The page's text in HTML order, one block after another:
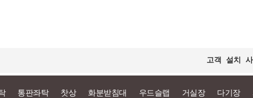
고객 설치
통판좌탁 찻상 화분받침대 우드슬랩 거실장 다기장